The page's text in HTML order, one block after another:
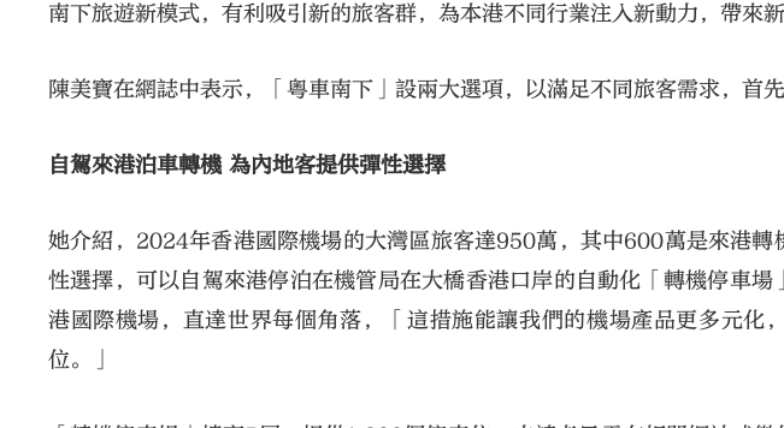
南下旅遊新模式，有利吸引新的旅客群，為本港不同行業注入新動力，帶來
陳美寶在網誌中表示，「粵車南下」設兩大選項，以滿足不同旅客需求，首
自駕來港泊車轉機 為內地客提供彈性選擇
她介紹，2024年香港國際機場的大灣區旅客達950萬，其中600萬是來港轉
性選擇，可以自駕來港停泊在機管局在大橋香港口岸的自動化「轉機停車
港國際機場，直達世界每個角落，「這措施能讓我們的機場產品更多元化
位。」